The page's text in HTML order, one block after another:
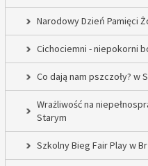
Narodowy Dzień Pamięci
Cichociemni - niepokorni
Co dają nam pszczoły? w
Wrażliwość na
Starym
Szkolny Bieg Fair Play w